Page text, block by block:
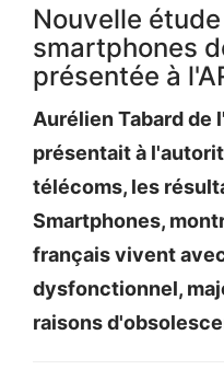
Nouvelle
smartphones
présentée à
Aurélien Tabard de
présentait à
télécoms, les
Smartphones,
français vivent
dysfonctionnel,
raisons